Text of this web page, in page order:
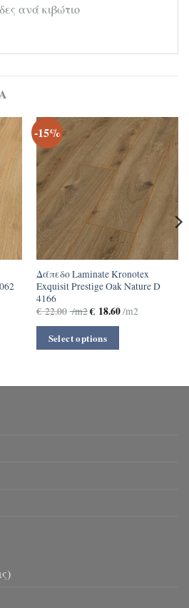
ανά κιβώτιο
-15%
Δάπεδο Laminate Kronotex
Exquisit Prestige Oak Nature D
4166
€22.00 /m2€18.60/m2
Select options